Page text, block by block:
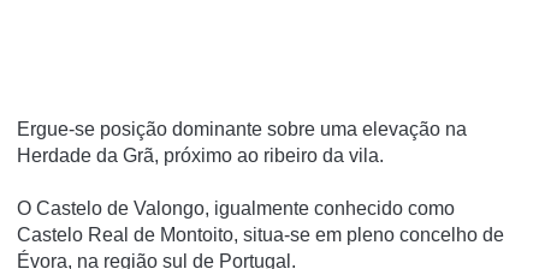
Ergue-se posição dominante sobre uma elevação na
Herdade da Grã, próximo ao ribeiro da vila.
O Castelo de Valongo, igualmente conhecido como
Castelo Real de Montoito, situa-se em pleno concelho de
Évora, na região sul de Portugal.